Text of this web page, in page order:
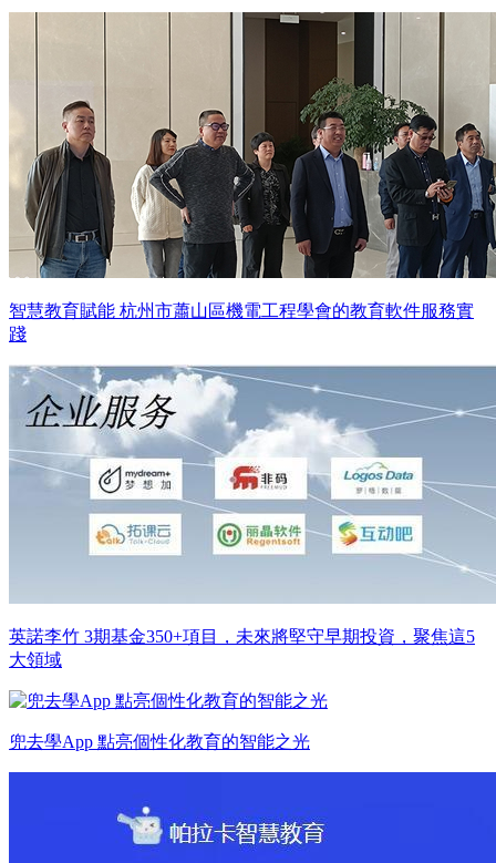
智慧教育賦能 杭州市蕭山區機電工程學會的教育軟件服務實
踐
英諾李竹 3期基金350+項目，未來將堅守早期投資，聚焦這5
大領域
兜去學App 點亮個性化教育的智能之光